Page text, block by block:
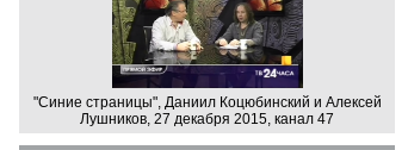
"Синие страницы", Даниил Коцюбинский и Алексей
Лушников, 27 декабря 2015, канал 47